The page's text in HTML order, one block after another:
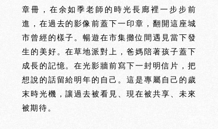
章冊，在余如季老師的時光長廊裡一步步前
進，在過去的影像前蓋下一印章，翻開這座城
市曾經的樣子。暢遊在市集攤位間遇見當下發
生的美好。在草地派對上，爸媽陪著孩子蓋下
成長的記憶。在光影牆前寫下一封明信片，把
想說的話留給明年的自己。這是專屬自己的歲
末時光機，讓過去被看見、現在被共享、未來
被期待 。